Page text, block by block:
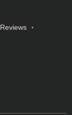
Reviews